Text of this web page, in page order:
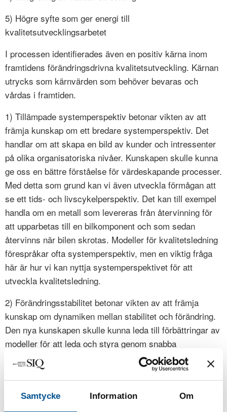
Samtycke Information Om
5) Högre syfte som ger energi till
kvalitetsutvecklingsarbetet
I processen identifierades även en positiv kärna inom
framtidens förändringsdrivna kvalitetsutveckling. Kärnan
utrycks som kärnvärden som behöver bevaras och
vårdas i framtiden.
1) Tillämpade systemperspektiv betonar vikten av att
främja kunskap om ett bredare systemperspektiv. Det
handlar om att skapa en bild av kunder och intressenter
på olika organisatoriska nivåer. Kunskapen skulle kunna
ge oss en bättre förståelse för värdeskapande processer.
Med detta som grund kan vi även utveckla förmågan att
se ett tids- och livscykelperspektiv. Det kan till exempel
handla om en metall som levereras från återvinning för
att upparbetas till en bilkomponent och som sedan
återvinns när bilen skrotas. Modeller för kvalitetsledning
förespråkar ofta systemperspektiv, men en viktig fråga
här är hur vi kan nyttja systemperspektivet för att
utveckla kvalitetsledning.
2) Förändringsstabilitet betonar vikten av att främja
kunskap om dynamiken mellan stabilitet och förändring.
Den nya kunskapen skulle kunna leda till förbättringar av
modeller för att leda och styra genom snabba
förändringar. Det kan också leda till förbättrade
arbetssätt för att driva förändring och stabilitet samtidigt.
Sammanfattningsvis är en vägledande fråga för temat
hur framtidens kvalitetsutveckling kan betrakta stabilitet